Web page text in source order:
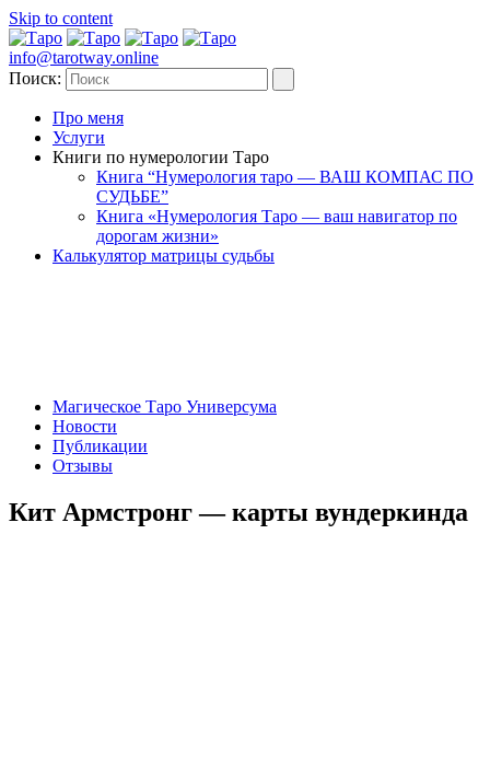
Skip to content
info@tarotway.online
Поиск:
Про меня
Услуги
Книги по нумерологии Таро
Книга “Нумерология таро — ВАШ КОМПАС ПО
СУДЬБЕ”
Книга «Нумерология Таро — ваш навигатор по
дорогам жизни»
Калькулятор матрицы судьбы
Магическое Таро Универсума
Новости
Публикации
Отзывы
Кит Армстронг — карты вундеркинда